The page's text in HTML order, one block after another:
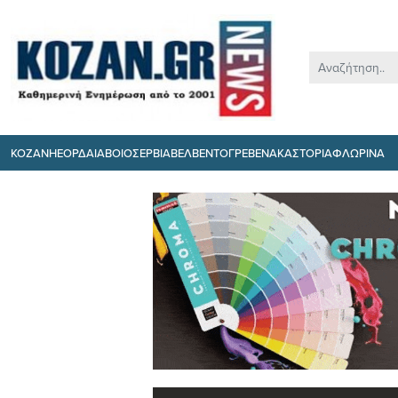
ΚΟΖΑΝΗΕΟΡΔΑΙΑΒΟΙΟΣΕΡΒΙΑΒΕΛΒΕΝΤΟΓΡΕΒΕΝΑΚΑΣΤΟΡΙΑΦΛΩΡΙΝΑ